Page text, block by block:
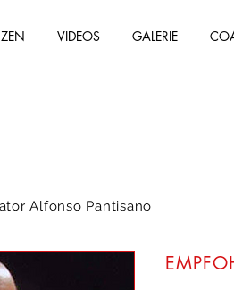
VIDEOS GALERIE
Alfonso Pantisano